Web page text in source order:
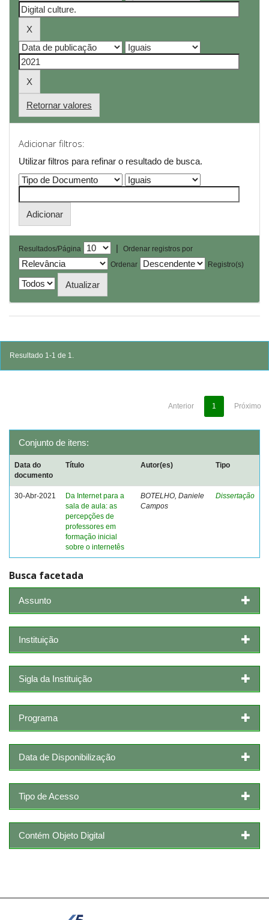
Retornar valores
Adicionar filtros:
Utilizar filtros para refinar o resultado de busca.
Resultados/Página |
Ordenar registros por
Ordenar
Registro(s)
Resultado 1-1 de 1.
Anterior 1 Próximo
Conjunto de itens:
Data do
documento
Título Autor(es) Tipo
30-Abr-2021
Da Internet para a
sala de aula: as
percepções de
professores em
formação inicial
sobre o internetês
BOTELHO, Daniele
Campos
Dissertação
Busca facetada
Assunto
Instituição
Sigla da Instituição
Programa
Data de Disponibilização
Tipo de Acesso
Contém Objeto Digital